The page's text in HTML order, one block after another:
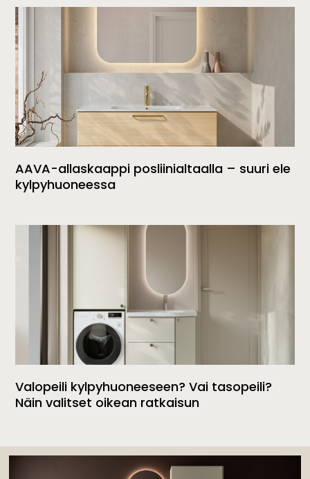
AAVA-allaskaappi posliinialtaalla – suuri ele
kylpyhuoneessa
Valopeili kylpyhuoneeseen? Vai tasopeili?
Näin valitset oikean ratkaisun